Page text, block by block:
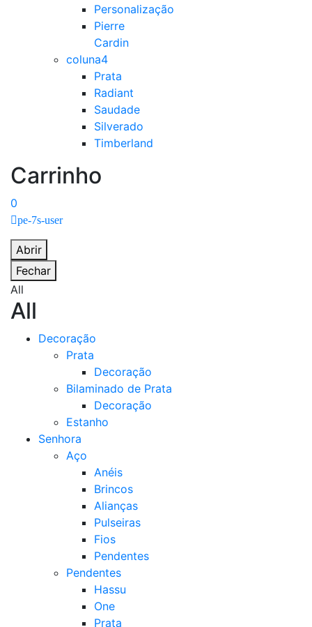
Personalização
Pierre
Cardin
coluna4
Prata
Radiant
Saudade
Silverado
Timberland
Carrinho
0
pe-7s-user
Abrir
Fechar
All
All
Decoração
Prata
Decoração
Bilaminado de Prata
Decoração
Estanho
Senhora
Aço
Anéis
Brincos
Alianças
Pulseiras
Fios
Pendentes
Pendentes
Hassu
One
Prata